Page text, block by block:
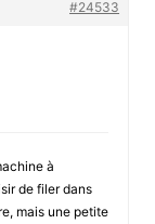
#24533
à
de filer dans
mais une petite